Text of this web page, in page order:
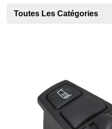
Toutes Les Catégories